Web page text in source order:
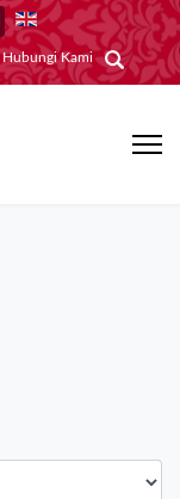
Hubungi Kami